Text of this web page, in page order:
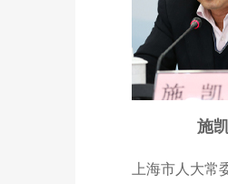
施
上海市人大常